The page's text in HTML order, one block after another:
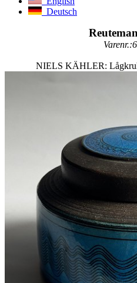
Deutsch
NIELS KÄHLER: